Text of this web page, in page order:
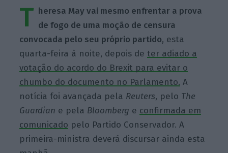
T heresa May vai mesmo enfrentar a prova
de fogo de uma moção de censura
convocada pelo seu próprio partido, esta
quarta-feira à noite, depois deter adiado a
votação do acordo do Brexit para evitar o
chumbo do documento no Parlamento. A
notícia foi avançada pela Reuters, pelo The
Guardian e pela Bloomberg e confirmada em
comunicado pelo Partido Conservador. A
primeira-ministra deverá discursar ainda esta